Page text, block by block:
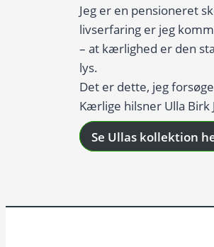
Jeg er en pensioneret
livserfaring er jeg
– at kærlighed er den
lys.
Det er dette, jeg
Kærlige hilsner Ulla Birk
Se Ullas kollektion